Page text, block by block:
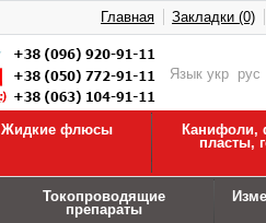
Язык укр рус
Главная Закладки (0)
Жидкие флюсы
Канифоли,
пласты,
Токопроводящие
препараты